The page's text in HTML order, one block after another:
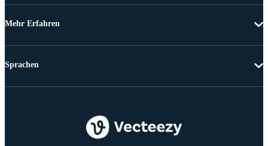
Mehr Erfahren
Sprachen